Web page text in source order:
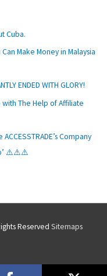
Cuba.
Make Money in Malaysia
ENDED WITH GLORY!
with The Help of Affiliate
Company
⚠️⚠️⚠️
Reserved Sitemaps